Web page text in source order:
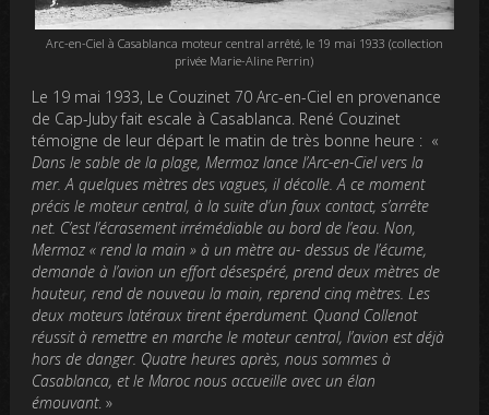
Arc-en-Ciel à Casablanca moteur central arrêté, le 19 mai 1933 (collection
privée Marie-Aline Perrin)
Le 19 mai 1933, Le Couzinet 70 Arc-en-Ciel en provenance
de Cap-Juby fait escale à Casablanca. René Couzinet
témoigne de leur départ le matin de très bonne heure : «
Dans le sable de la plage, Mermoz lance l’Arc-en-Ciel vers la
mer. A quelques mètres des vagues, il décolle. A ce moment
précis le moteur central, à la suite d’un faux contact, s’arrête
net. C’est l’écrasement irrémédiable au bord de l’eau. Non,
Mermoz « rend la main » à un mètre au- dessus de l’écume,
demande à l’avion un effort désespéré, prend deux mètres de
hauteur, rend de nouveau la main, reprend cinq mètres. Les
deux moteurs latéraux tirent éperdument. Quand Collenot
réussit à remettre en marche le moteur central, l’avion est déjà
hors de danger. Quatre heures après, nous sommes à
Casablanca, et le Maroc nous accueille avec un élan
émouvant. »